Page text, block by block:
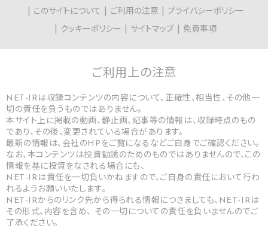
このサイトについて
ご利用の注意
プライバシーポリシー
クッキーポリシー
サイトマップ 免責事項
ご利用上の注意
NET-IRは収録コンテンツの内容について、正確性、相当性、その他一
切の責任を負うものではありません。
本サイト上に掲載の動画、静止画、記事等の情報は、収録時点のもの
であり、その後、変更されている場合があります。
最新の情報は、会社のHPをご覧になるなどご自身でご確認ください。
なお、本コンテンツは投資勧誘のためのものではありませんので、この
情報を基に投資をなされる場合にも、
NET-IRは責任を一切負いかねますので、ご自身の責任において行わ
れるようお願いいたします。
NET-IRからのリンク先から得られる情報につきましても、NET-IRは
その形式、内容を含め、 その一切についての責任を負いませんのでご
了承ください。